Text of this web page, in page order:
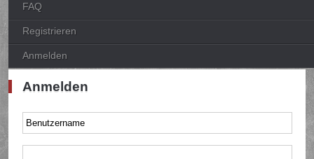
FAQ
Registrieren
Anmelden
Anmelden